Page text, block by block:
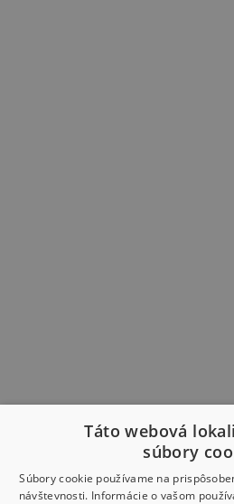
Táto webová
súbory
Súbory cookie používame na
návštevnosti. Informácie o vašom